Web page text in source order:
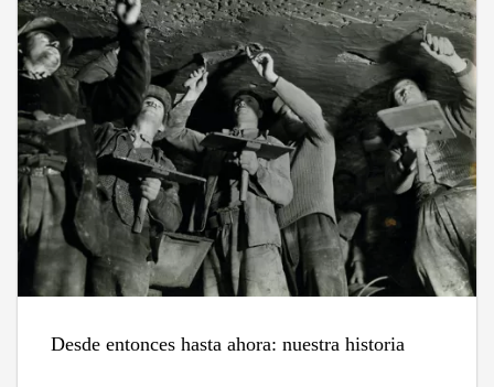
Desde entonces hasta ahora: nuestra historia